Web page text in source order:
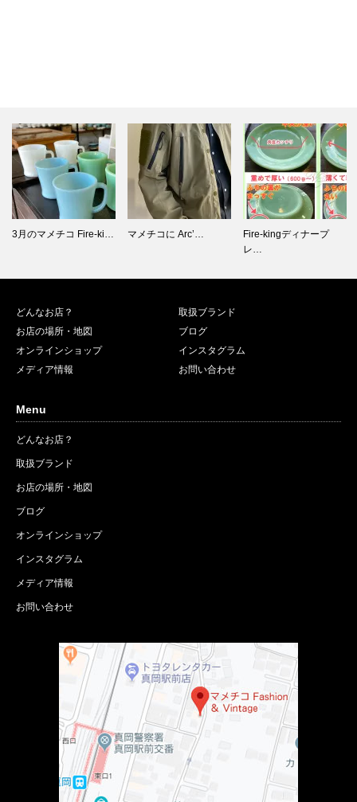
マメチコに Arc’…
Fire-kingディナープ
Fire-king 並べると素…
どんなお店？
取扱ブランド
お店の場所・地図
ブログ
オンラインショップ
インスタグラム
メディア情報
お問い合わせ
Menu
どんなお店？
取扱ブランド
お店の場所・地図
ブログ
オンラインショップ
インスタグラム
メディア情報
お問い合わせ